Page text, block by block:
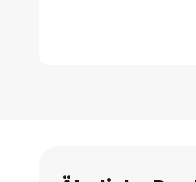
springen